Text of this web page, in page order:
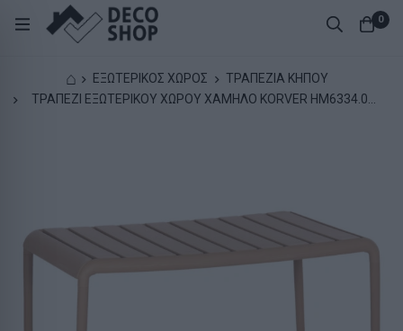
0
⌂ ΕΞΩΤΕΡΙΚΟΣ ΧΩΡΟΣ
ΤΡΑΠΕΖΙΑ ΚΗΠΟΥ
ΤΡΑΠΕΖΙ ΕΞΩΤΕΡΙΚΟΥ ΧΩΡΟΥ ΧΑΜΗΛΟ KORVER HM6334.04